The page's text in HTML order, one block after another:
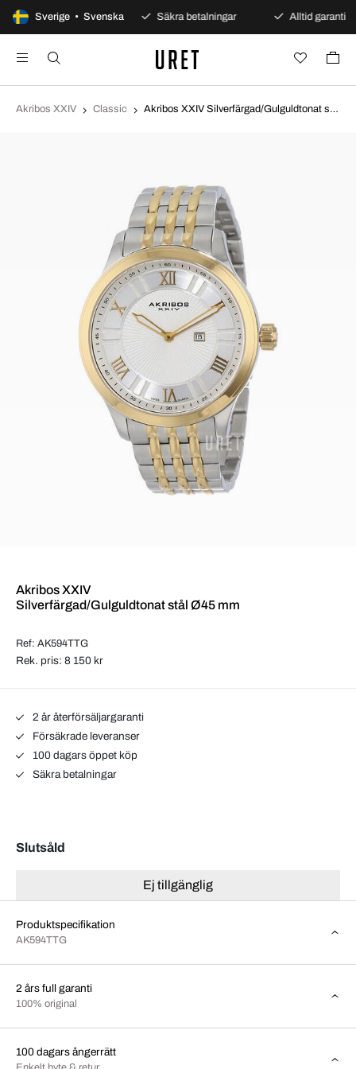
Sverige • Svenska
100 dagars öppet köp Säkra betalningar Alltid garanti
Akribos XXIV Classic Akribos XXIV Silverfärgad/Gulguldtonat stål Ø45 mm AK594TTG
Akribos XXIV
Silverfärgad/Gulguldtonat stål Ø45 mm
Ref: AK594TTG
Rek. pris: 8 150 kr
2 år återförsäljargaranti
Försäkrade leveranser
100 dagars öppet köp
Säkra betalningar
Slutsåld
Ej tillgänglig
Produktspecifikation
AK594TTG
2 års full garanti
100% original
100 dagars ångerrätt